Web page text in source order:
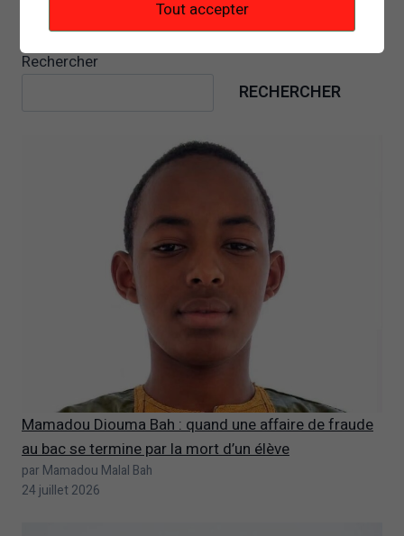
Rechercher
RECHERCHER
Mamadou Diouma Bah : quand une affaire de fraude
au bac se termine par la mort d’un élève
par Mamadou Malal Bah
24 juillet 2026
Tout accepter